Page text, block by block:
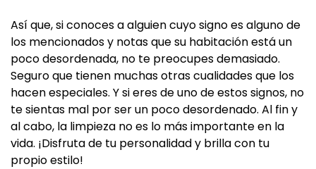
Así que, si conoces a alguien cuyo signo es alguno de
los mencionados y notas que su habitación está un
poco desordenada, no te preocupes demasiado.
Seguro que tienen muchas otras cualidades que los
hacen especiales. Y si eres de uno de estos signos, no
te sientas mal por ser un poco desordenado. Al fin y
al cabo, la limpieza no es lo más importante en la
vida. ¡Disfruta de tu personalidad y brilla con tu
propio estilo!